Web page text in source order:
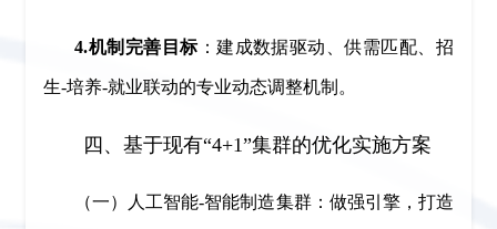
4.机制完善目标：建成数据驱动、供需匹配、招
生-培养-就业联动的专业动态调整机制。
四、基于现有“4+1”集群的优化实施方案
（一）人工智能-智能制造集群：做强引擎，打造